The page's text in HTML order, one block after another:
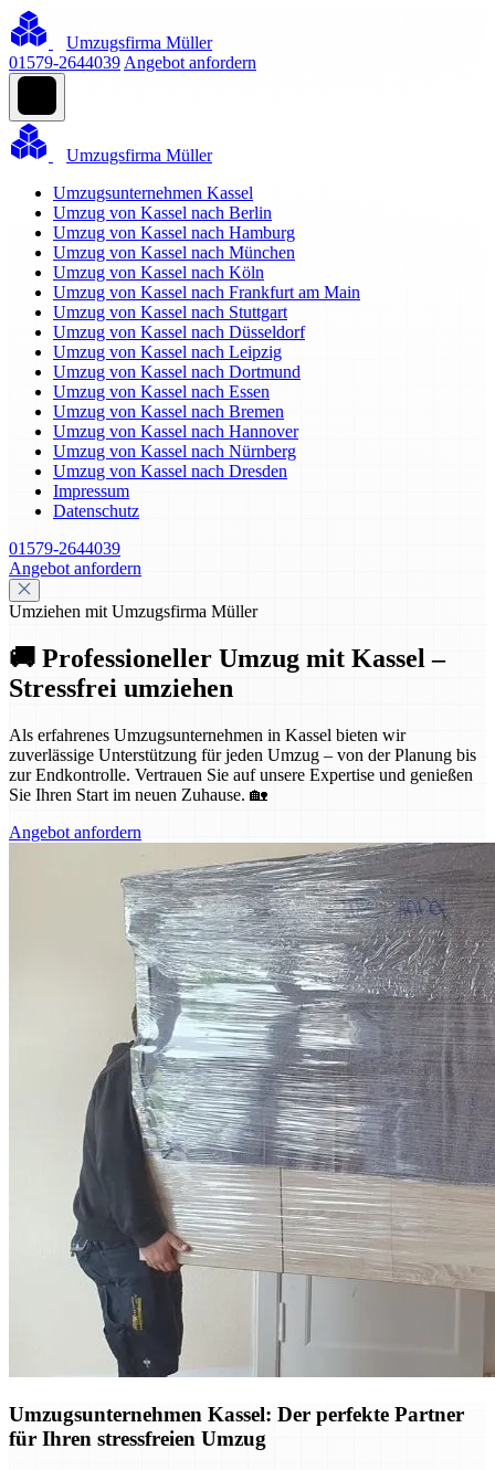
Umzugsfirma Müller
01579-2644039 Angebot anfordern
Umzugsfirma Müller
Umzugsunternehmen Kassel
Umzug von Kassel nach Berlin
Umzug von Kassel nach Hamburg
Umzug von Kassel nach München
Umzug von Kassel nach Köln
Umzug von Kassel nach Frankfurt am Main
Umzug von Kassel nach Stuttgart
Umzug von Kassel nach Düsseldorf
Umzug von Kassel nach Leipzig
Umzug von Kassel nach Dortmund
Umzug von Kassel nach Essen
Umzug von Kassel nach Bremen
Umzug von Kassel nach Hannover
Umzug von Kassel nach Nürnberg
Umzug von Kassel nach Dresden
Impressum
Datenschutz
01579-2644039
Angebot anfordern
Umziehen mit Umzugsfirma Müller
🚚 Professioneller Umzug mit Kassel –
Stressfrei umziehen
Als erfahrenes Umzugsunternehmen in Kassel bieten wir
zuverlässige Unterstützung für jeden Umzug – von der Planung bis
zur Endkontrolle. Vertrauen Sie auf unsere Expertise und genießen
Sie Ihren Start im neuen Zuhause. 🏡
Angebot anfordern
Umzugsunternehmen Kassel: Der perfekte Partner
für Ihren stressfreien Umzug